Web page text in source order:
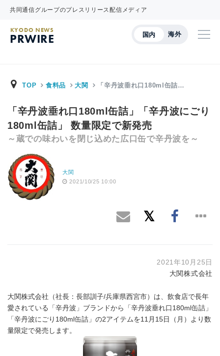
共同通信グループのプレスリリース配信メディア
国内 海外
KYODO NEWS
PRWIRE
TOP 食料品 大関 「辛丹波垂れ口180ml缶詰…
「辛丹波垂れ口180ml缶詰」「辛丹波にごり
180ml缶詰」 数量限定で新発売
～蔵での味わいを閉じ込めた広口缶で辛丹波を～
大関
2021/10/25 10:00
2021年10月25日
大関株式会社
大関株式会社（社長：長部訓子/兵庫県西宮市）は、飲食店で長年
愛されている「辛丹波」ブランドから「辛丹波垂れ口180ml缶詰」
「辛丹波にごり180ml缶詰」の2アイテムを11月15日（月）より数
量限定で発売します。